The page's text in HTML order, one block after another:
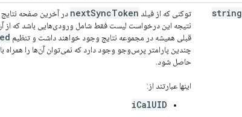
string توکنی که از فیلد nextSyncToken
در آخرین صفحه
نتیجه این درخواست لیست فقط شامل ورودی‌هایی باشد که از
قبلی همیشه در مجموعه نتایج وجود خواهند داشت و تنظیم
چندین پارامتر پرس‌وجو وجود دارد که نمی‌توان آن‌ها را همراه با
حاصل شود.
اینها عبارتند از:
iCalUID